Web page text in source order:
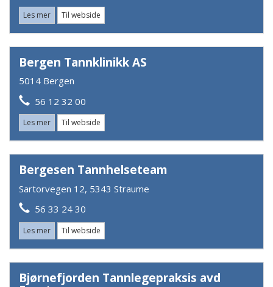
Les mer Til webside
Bergen Tannklinikk AS
5014 Bergen
56 12 32 00
Les mer Til webside
Bergesen Tannhelseteam
Sartorvegen 12, 5343 Straume
56 33 24 30
Les mer Til webside
Bjørnefjorden Tannlegepraksis avd